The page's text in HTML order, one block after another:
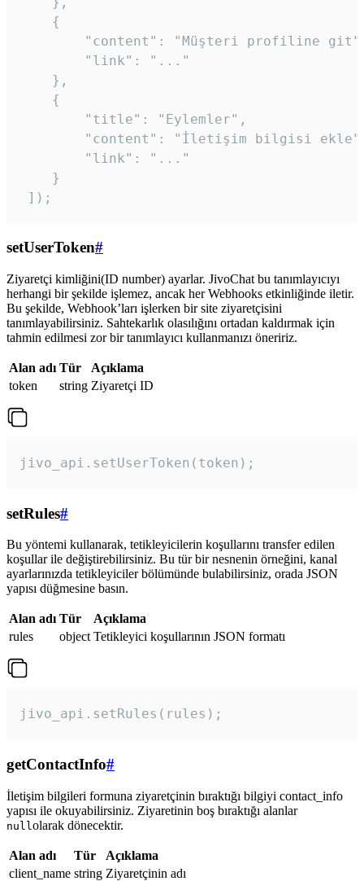
    {
"content": "Müşteri profiline
        "link": "..."
    },
    {
        "title": "Eylemler",
"content": "İletişim bilgisi
        "link": "..."
    }
]);
setUserToken#
Ziyaretçi kimliğini(ID number) ayarlar. JivoChat bu tanımlayıcıyı
herhangi bir şekilde işlemez, ancak her Webhooks etkinliğinde iletir.
Bu şekilde, Webhook’ları işlerken bir site ziyaretçisini
tanımlayabilirsiniz. Sahtekarlık olasılığını ortadan kaldırmak için
tahmin edilmesi zor bir tanımlayıcı kullanmanızı öneririz.
Alan adı Tür
Açıklama
token
string Ziyaretçi ID
jivo_api.setUserToken(token);
setRules#
Bu yöntemi kullanarak, tetikleyicilerin koşullarını transfer edilen
koşullar ile değiştirebilirsiniz. Bu tür bir nesnenin örneğini, kanal
ayarlarınızda tetikleyiciler bölümünde bulabilirsiniz, orada JSON
yapısı düğmesine basın.
Alan adı Tür
Açıklama
rules
object Tetikleyici koşullarının JSON formatı
jivo_api.setRules(rules);
getContactInfo#
İletişim bilgileri formuna ziyaretçinin bıraktığı bilgiyi contact_info
yapısı ile okuyabilirsiniz. Ziyaretinin boş bıraktığı alanlar
null olarak dönecektir.
Alan adı Tür
Açıklama
client_name string Ziyaretçinin adı